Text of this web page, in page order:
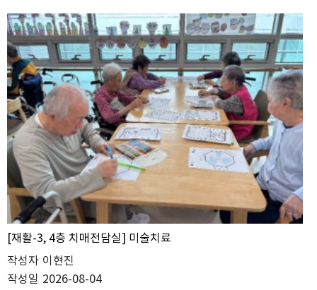
[재활-3, 4층 치매전담실] 미술치료
작성자 이현진
작성일 2026-08-04